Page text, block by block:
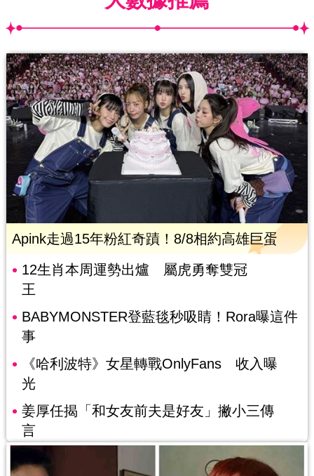
Apink走過15年粉紅奇蹟！8/8相約高雄巨蛋
12生肖本周運勢出爐 屬虎勇奪雙冠
王
BABYMONSTER登藍毯秒吸睛！Rora曝這件
事
《哈利波特》女星轉戰OnlyFans 收入曝
光
姜厚任揭「和女友前夫是好友」撇小三傳
言